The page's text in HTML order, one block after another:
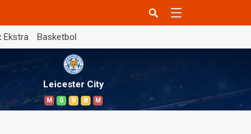
Ekstra Basketbol
Leicester City
M G B B M